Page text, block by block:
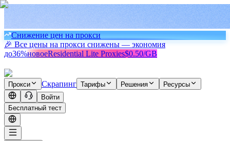
Снижение цен на прокси
🎉 Все цены на прокси снижены — экономия
до36%новоеResidential Lite Proxies$0.50/GB
Прокси Скрапинг Тарифы Решения
Ресурсы
Войти
Бесплатный тест